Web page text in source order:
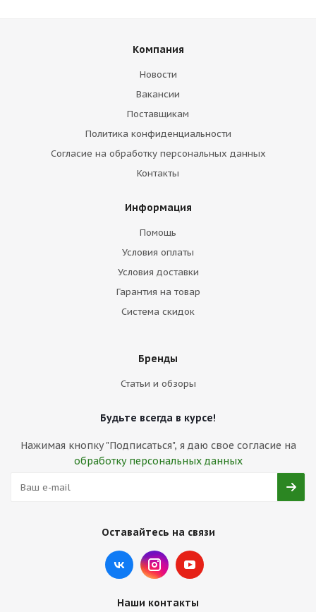
Компания
Новости
Вакансии
Поставщикам
Политика конфиденциальности
Согласие на обработку персональных данных
Контакты
Информация
Помощь
Условия оплаты
Условия доставки
Гарантия на товар
Система скидок
Бренды
Статьи и обзоры
Будьте всегда в курсе!
Нажимая кнопку "Подписаться", я даю свое согласие на
обработку персональных данных
Оставайтесь на связи
Наши контакты